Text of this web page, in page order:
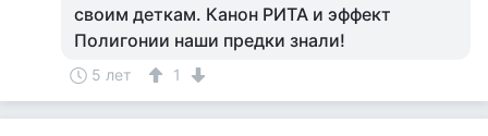
своим деткам. Канон РИТА и эффект
Полигонии наши предки знали!
5 лет 1